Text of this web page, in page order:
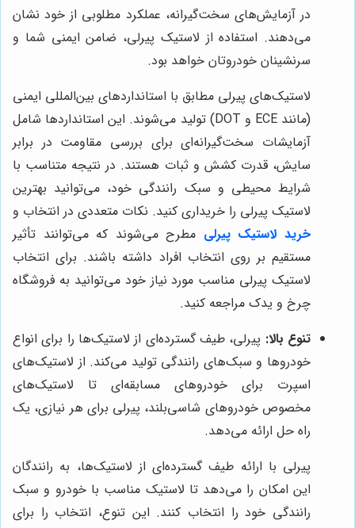
در آزمایش‌های سخت‌گیرانه، عملکرد مطلوبی از خود نشان
می‌دهند. استفاده از لاستیک پیرلی، ضامن ایمنی شما و
سرنشینان خودروتان خواهد بود.
لاستیک‌های پیرلی مطابق با استانداردهای بین‌المللی ایمنی
(مانند ECE و DOT) تولید می‌شوند. این استانداردها شامل
آزمایشات سخت‌گیرانه‌ای برای بررسی مقاومت در برابر
سایش، قدرت کشش و ثبات هستند. در نتیجه متناسب با
شرایط محیطی و سبک رانندگی خود، می‌توانید بهترین
لاستیک پیرلی را خریداری کنید. نکات متعددی در انتخاب و
خرید لاستیک پیرلی مطرح می‌شوند که می‌توانند تأثیر
مستقیم بر روی انتخاب افراد داشته باشند. برای انتخاب
لاستیک پیرلی مناسب مورد نیاز خود می‌توانید به فروشگاه
چرخ و یدک مراجعه کنید.
تنوع بالا: پیرلی، طیف گسترده‌ای از لاستیک‌ها را برای انواع
خودروها و سبک‌های رانندگی تولید می‌کند. از لاستیک‌های
اسپرت برای خودروهای مسابقه‌ای تا لاستیک‌های
مخصوص خودروهای شاسی‌بلند، پیرلی برای هر نیازی، یک
راه حل ارائه می‌دهد.
پیرلی با ارائه طیف گسترده‌ای از لاستیک‌ها، به رانندگان
این امکان را می‌دهد تا لاستیک مناسب با خودرو و سبک
رانندگی خود را انتخاب کنند. این تنوع، انتخاب را برای